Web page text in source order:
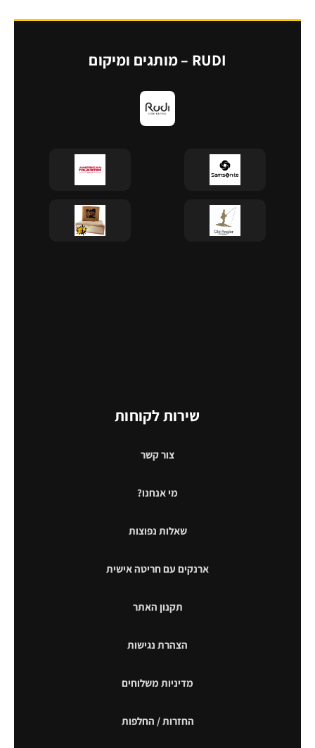
RUDI – מותגים ומיקום
שירות לקוחות
צור קשר
מי אנחנו?
שאלות נפוצות
ארנקים עם חריטה אישית
תקנון האתר
הצהרת נגישות
מדיניות משלוחים
החזרות / החלפות